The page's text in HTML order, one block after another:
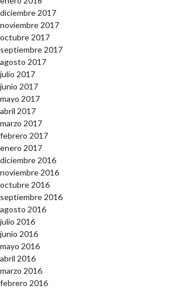
diciembre 2017
noviembre 2017
octubre 2017
septiembre 2017
agosto 2017
julio 2017
junio 2017
mayo 2017
abril 2017
marzo 2017
febrero 2017
enero 2017
diciembre 2016
noviembre 2016
octubre 2016
septiembre 2016
agosto 2016
julio 2016
junio 2016
mayo 2016
abril 2016
marzo 2016
febrero 2016